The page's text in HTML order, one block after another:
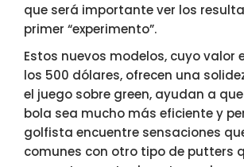
que será importante ver los
primer “experimento”.
Estos nuevos modelos, cuyo valor
los 500 dólares, ofrecen una
el juego sobre green, ayudan a
bola sea mucho más eficiente y
golfista encuentre sensaciones
comunes con otro tipo de putters